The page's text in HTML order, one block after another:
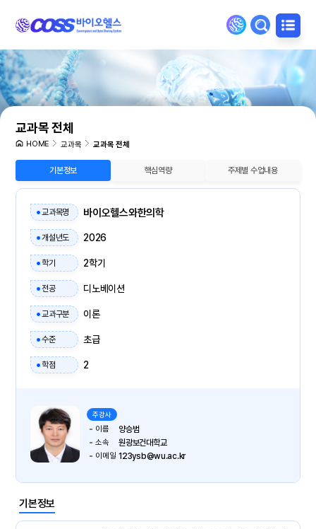
교과목 전체
HOME 교과목 교과목 전체
기본정보
기본정보 핵심역량 주제별 수업내용
교과목명 바이오헬스와한의학
개설년도 2026
학기 2학기
전공 디노베이션
교과구분 이론
수준 초급
학점 2
주강사
이름 양승범
소속 원광보건대학교
이메일 123ysb@wu.ac.kr